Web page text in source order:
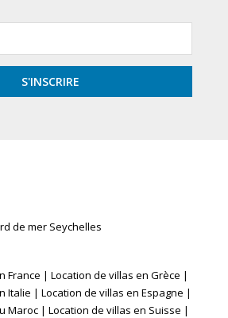
de mer Seychelles
France | Location de villas en Grèce |
Italie | Location de villas en Espagne |
Maroc| Location de villas en Suisse |